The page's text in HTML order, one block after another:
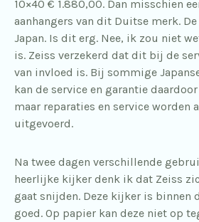
10×40 € 1.880,00. Dan misschien
aanhangers van dit Duitse merk.
Japan. Is dit erg. Nee, ik zou niet
is. Zeiss verzekerd dat dit bij de
van invloed is. Bij sommige
kan de service en garantie
maar reparaties en service worden
uitgevoerd.
Na twee dagen verschillende
heerlijke kijker denk ik dat Zeiss
gaat snijden. Deze kijker is binnen
goed. Op papier kan deze niet op